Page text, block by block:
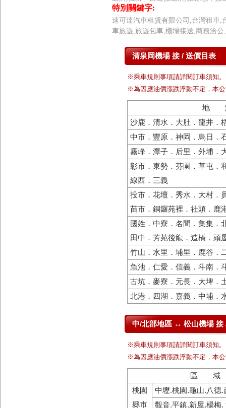
特別關鍵字:
速可達汽車租賃有限公司,台灣租車,
車旅遊,旅遊包車,機場接送,商務洽公
清泉岡機場 接 / 送價目表
※乘車規則事項請詳閱訂車須知。
※為因應油價漲跌浮動不定，本
地
沙鹿．清水．大肚．龍井．
中市．豐原．神岡．烏日．
霧峰．潭子．后里．外埔．
彰市．東勢．芬園．草屯．
線西．三義
投市．花壇．秀水．大村．
苗市．銅鑼苑裡．社頭．鹿
國姓．中寮．名間．集集．
田中．芳苑後龍．造橋．頭
竹山．水里．埔里．鹿谷．
魚池．仁愛．信義．斗南．
古坑．麥寮．元長．大埤．
北港．四湖．嘉義．中埔．
中/北部地區 ↔ 松山機場 接
※乘車規則事項請詳閱訂車須知。
※為因應油價漲跌浮動不定，本
區 域
桃園
縣市
中壢.桃園.龜山.八德.
觀音.平鎮.新屋.楊梅.